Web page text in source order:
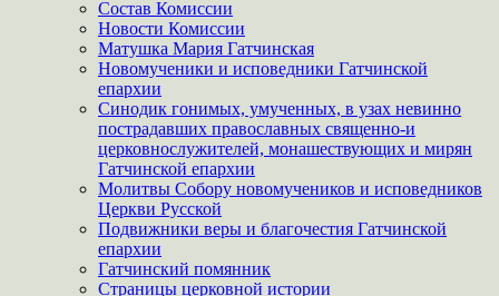
Состав Комиссии
Новости Комиссии
Матушка Мария Гатчинская
Новомученики и исповедники Гатчинской
епархии
Синодик гонимых, умученных, в узах невинно
пострадавших православных священно-и
церковнослужителей, монашествующих и мирян
Гатчинской епархии
Молитвы Собору новомучеников и исповедников
Церкви Русской
Подвижники веры и благочестия Гатчинской
епархии
Гатчинский помянник
Страницы церковной истории